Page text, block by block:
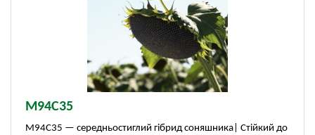
М94С35
М94С35 — середньостиглий гібрид соняшника| Стійкий до